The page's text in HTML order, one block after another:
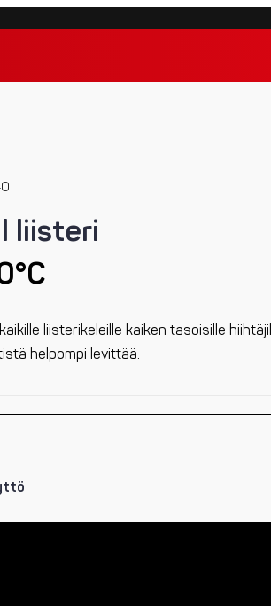
liisteri
liisterikeleille kaiken tasoisille
helpompi levittää.